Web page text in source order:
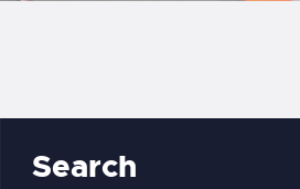
Search